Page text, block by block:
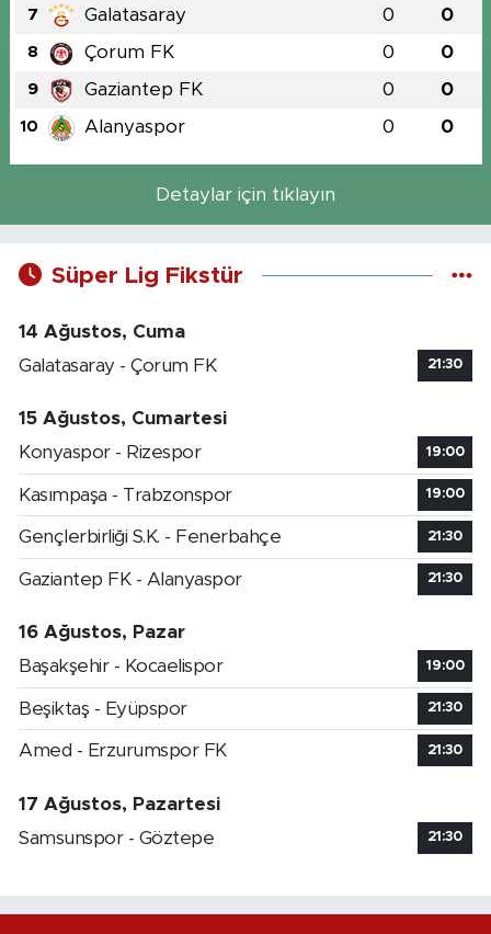
7 Galatasaray 0 0
8 Çorum FK 0 0
9 Gaziantep FK 0 0
10 Alanyaspor 0 0
Detaylar için tıklayın
Süper Lig Fikstür
14 Ağustos, Cuma
Galatasaray - Çorum FK
21:30
15 Ağustos, Cumartesi
Konyaspor - Rizespor
19:00
Kasımpaşa - Trabzonspor 19:00
Gençlerbirliği S.K. - Fenerbahçe 21:30
Gaziantep FK - Alanyaspor 21:30
16 Ağustos, Pazar
Başakşehir - Kocaelispor
19:00
Beşiktaş - Eyüpspor 21:30
Amed - Erzurumspor FK 21:30
17 Ağustos, Pazartesi
Samsunspor - Göztepe
21:30